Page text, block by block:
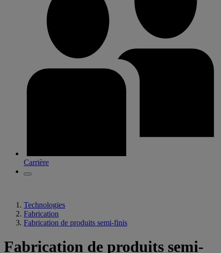
Carrière
Technologies
Fabrication
Fabrication de produits semi-finis
Fabrication de produits semi-